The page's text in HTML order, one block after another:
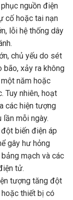
nguồn điện
cố hoặc tai nạn
lỗi hệ thống dây
chủ yếu do sét
xảy ra không
năm hoặc
Tuy nhiên, hoạt
các hiện tượng
mỗi ngày.
biến điện áp
gây hư hỏng
mạch và các
tử.
tượng tăng đột
thiết bị có